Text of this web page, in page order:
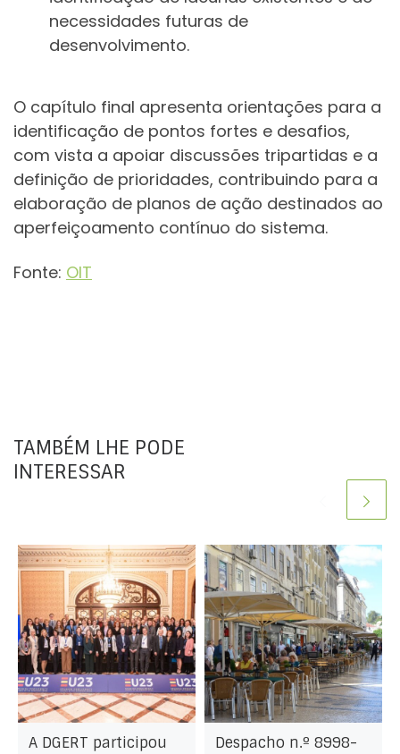
necessidades futuras de
desenvolvimento.
O capítulo final apresenta orientações para a
identificação de pontos fortes e desafios,
com vista a apoiar discussões tripartidas e a
definição de prioridades, contribuindo para a
elaboração de planos de ação destinados ao
aperfeiçoamento contínuo do sistema.
Fonte: OIT
TAMBÉM LHE PODE
INTERESSAR
A DGERT participou
Despacho n.º 8998-